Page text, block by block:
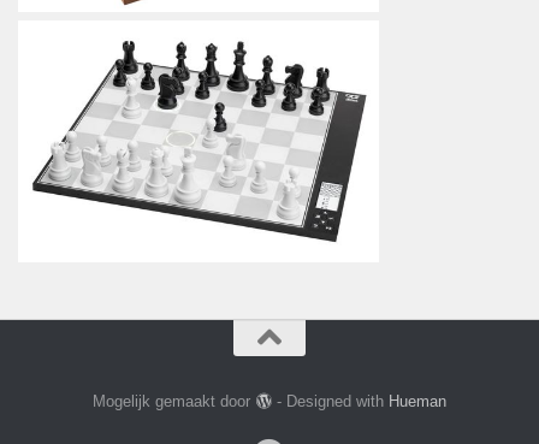
Mogelijk gemaakt door - Designed with Hueman